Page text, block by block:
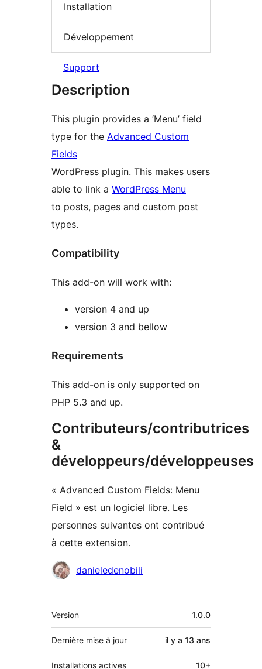
Installation
Développement
Support
Description
This plugin provides a ‘Menu’ field
type for the Advanced Custom
Fields
WordPress plugin. This makes users
able to link a WordPress Menu
to posts, pages and custom post
types.
Compatibility
This add-on will work with:
version 4 and up
version 3 and bellow
Requirements
This add-on is only supported on
PHP 5.3 and up.
Contributeurs/contributrices
&
développeurs/développeuses
« Advanced Custom Fields: Menu
Field » est un logiciel libre. Les
personnes suivantes ont contribué
à cette extension.
Contributeurs
danieledenobili
Méta
Version 1.0.0
Dernière mise à jour il y a 13 ans
Installations actives 10+